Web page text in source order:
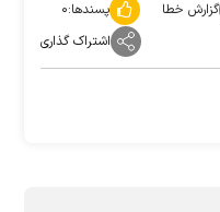
گزارش خطا پسندها:۰
اشتراک گذاری